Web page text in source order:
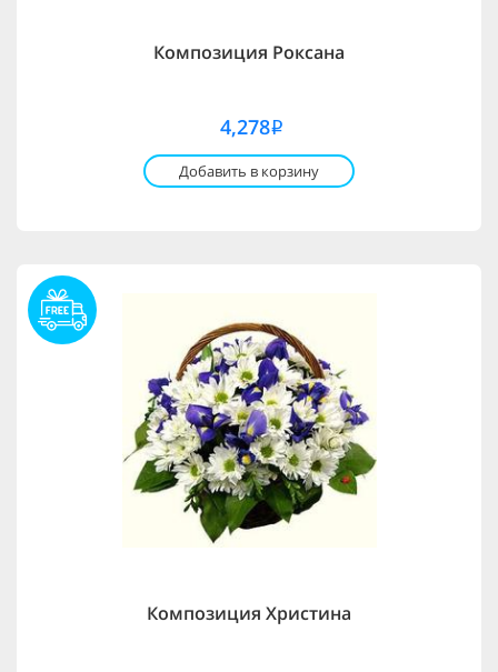
Композиция Роксана
4,278i
Добавить в корзину
Композиция Христина